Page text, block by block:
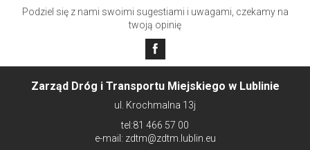
Poranna NŻ 01 (4881)
Podziel się z nami swoimi sugestiami i uwagami, czekamy na
twoją opinię
Zarząd Dróg i Transportu Miejskiego w Lublinie
ul. Krochmalna 13j
tel:81 466 57 00
e-mail: zdtm@zdtm.lublin.eu